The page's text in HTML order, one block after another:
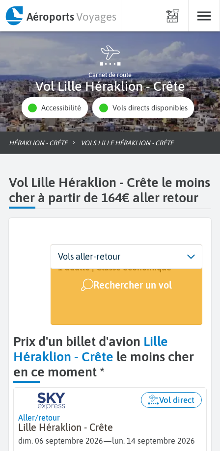
AéroportsVoyages
Carnet de route
Vol Lille Héraklion - Crête
Accessibilité Vols directs disponibles
HÉRAKLION - CRÊTE VOLS LILLE HÉRAKLION - CRÊTE
Vol Lille Héraklion - Crête le moins
cher à partir de 164€ aller retour
Départ
Lille (LIL)
Dates
6 sept. - 14 sept.
Voyageurs | Classe
1 adulte | Classe économique
Rechercher un vol
Vols aller-retour
Prix d'un billet d'avion Lille
Héraklion - Crête le moins cher
en ce moment *
Aller/retour
Lille Héraklion - Crête
dim. 06 septembre 2026—lun. 14 septembre 2026
Vol direct